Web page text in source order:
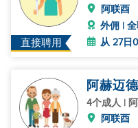
直接聘用
阿联酉
外佣 |
从 27日
阿赫迈
4个成人 |
阿联酉